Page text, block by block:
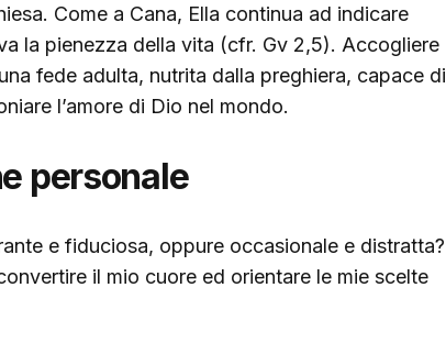
Come a Cana, Ella continua ad indicare
la pienezza della vita (cfr. Gv 2,5). Accogliere
fede adulta, nutrita dalla preghiera, capace di
l’amore di Dio nel mondo.
personale
e fiduciosa, oppure occasionale e distratta?
il mio cuore ed orientare le mie scelte